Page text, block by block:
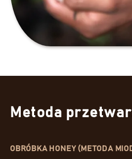
Metoda
OBRÓBKA HONEY (METODA